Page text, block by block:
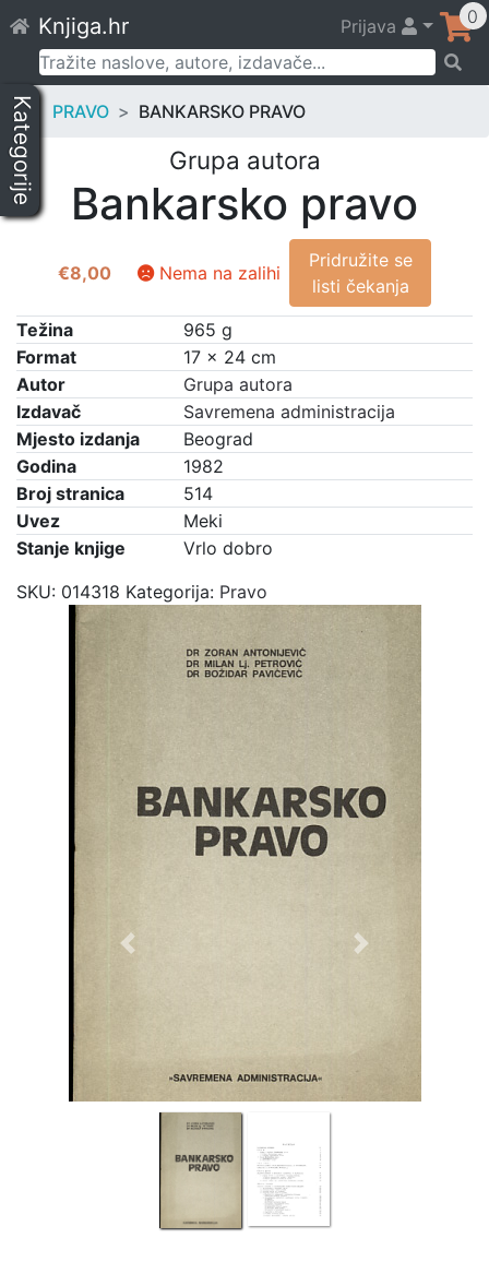
to
content
Knjiga.hr Prijava 0
Pretraži:
Kategorije PRAVO BANKARSKO PRAVO
Grupa autora
Bankarsko pravo
€8,00 Nema na zalihi
Pridružite se
listi čekanja
Težina
965 g
Format
17 × 24 cm
Autor
Grupa autora
Izdavač
Savremena administracija
Mjesto izdanja
Beograd
Godina
1982
Broj stranica
514
Uvez
Meki
Stanje knjige
Vrlo dobro
SKU: 014318 Kategorija: Pravo
Previous Next